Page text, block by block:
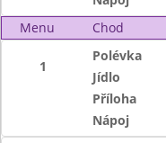
Menu
Chod
1
Polévka
Jídlo
Příloha
Nápoj